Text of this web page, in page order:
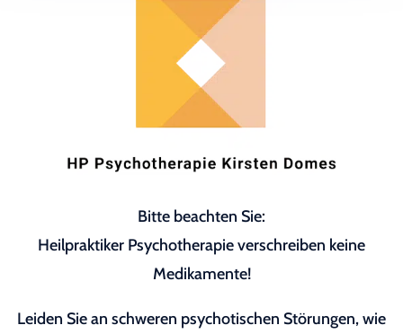
Bitte beachten Sie:
Heilpraktiker Psychotherapie verschreiben keine
Medikamente!
Leiden Sie an schweren psychotischen Störungen, wie